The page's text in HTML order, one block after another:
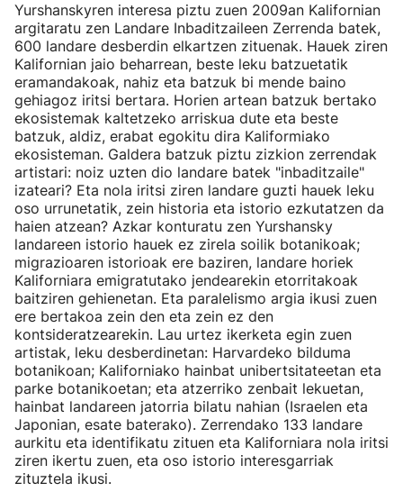
Yurshanskyren interesa piztu zuen 2009an Kalifornian
argitaratu zen Landare Inbaditzaileen Zerrenda batek,
600 landare desberdin elkartzen zituenak. Hauek ziren
Kalifornian jaio beharrean, beste leku batzuetatik
eramandakoak, nahiz eta batzuk bi mende baino
gehiagoz iritsi bertara. Horien artean batzuk bertako
ekosistemak kaltetzeko arriskua dute eta beste
batzuk, aldiz, erabat egokitu dira Kaliformiako
ekosisteman. Galdera batzuk piztu zizkion zerrendak
artistari: noiz uzten dio landare batek "inbaditzaile"
izateari? Eta nola iritsi ziren landare guzti hauek leku
oso urrunetatik, zein historia eta istorio ezkutatzen da
haien atzean? Azkar konturatu zen Yurshansky
landareen istorio hauek ez zirela soilik botanikoak;
migrazioaren istorioak ere baziren, landare horiek
Kaliforniara emigratutako jendearekin etorritakoak
baitziren gehienetan. Eta paralelismo argia ikusi zuen
ere bertakoa zein den eta zein ez den
kontsideratzearekin. Lau urtez ikerketa egin zuen
artistak, leku desberdinetan: Harvardeko bilduma
botanikoan; Kaliforniako hainbat unibertsitateetan eta
parke botanikoetan; eta atzerriko zenbait lekuetan,
hainbat landareen jatorria bilatu nahian (Israelen eta
Japonian, esate baterako). Zerrendako 133 landare
aurkitu eta identifikatu zituen eta Kaliforniara nola iritsi
ziren ikertu zuen, eta oso istorio interesgarriak
zituztela ikusi.